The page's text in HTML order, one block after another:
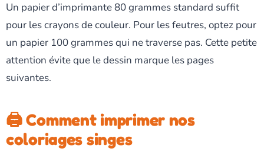
Un papier d’imprimante 80 grammes standard suffit
pour les crayons de couleur. Pour les feutres, optez pour
un papier 100 grammes qui ne traverse pas. Cette petite
attention évite que le dessin marque les pages
suivantes.
🖨️ Comment imprimer nos
coloriages singes